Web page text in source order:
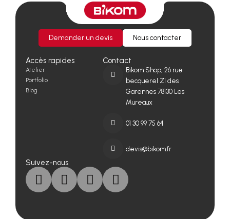
Demander un devis Nous contacter
Accès rapides
Atelier
Portfolio
Blog
Contact
Bikom Shop, 26 rue
becquerel ZI des
Garennes 78130 Les
Mureaux
01 30 99 75 64
devis@bikom.fr
Suivez-nous